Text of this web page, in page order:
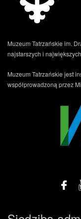
Muzeum Tatrzańskie im.
najstarszych i
Muzeum Tatrzańskie jest
współprowadzoną przez